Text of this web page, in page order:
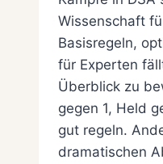
Wissenschaft
Basisregeln,
für Experten
Überblick zu
gegen 1, Held
gut regeln.
dramatischen